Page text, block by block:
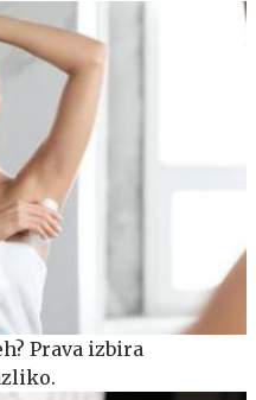
Prava izbira